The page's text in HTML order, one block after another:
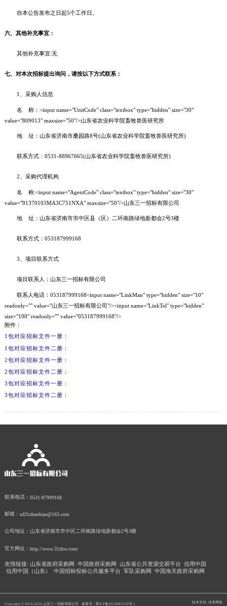
自本公告发布之日起5个工作日。
六、其他补充事宜：
其他补充事宜:无
七、对本次招标提出询问，请按以下方式联系：
1、采购人信息
名 称：<input name="UnitCode" class="textbox" type="hidden" size="30"
value="809013" maxsize="50"/>山东省农业科学院畜牧兽医研究所
地 址：山东省济南市桑园路8号(山东省农业科学院畜牧兽医研究所)
联系方式：0531-88967665(山东省农业科学院畜牧兽医研究所)
2、采购代理机构
名 称:<input name="AgentCode" class="textbox" type="hidden" size="30"
value="91370103MA3C751NXA" maxsize="50"/>山东三一招标有限公司
地 址：山东省济南市市中区县（区）二环南路绿地新都会2号3楼
联系方式：053187999168
3、项目联系方式
项目联系人：山东三一招标有限公司
联系人电话：053187999168<input name="LinkMan" type="hidden" size="10"
readonly="" value="山东三一招标有限公司"/><input name="LinkTel" type="hidden"
size="100" readonly="" value="053187999168"/>
附件：
1包对应招标文件一册：
1包对应招标文件二册：
2包对应招标文件一册：
2包对应招标文件二册：
3包对应招标文件一册：
3包对应招标文件二册：
联系电话： 0531-87999168
邮箱： sd31zhaobiao@163.com
公司地址： 山东省济南市市中区二环南路绿地新都会2号3楼
官方网址： http://www.31zbw.com/
友情链接: 山东省政府采购网 中国政府采购网 山东省公共资源交易平台 信用中国
信用中国（山东）
中国招标投标公共服务平台 军队采购网 中国海关政府采购网
Copyright © 2016-2024 山东三一招标有限公司 备案号：鲁ICP备2024085559号-1 技术支持: 传承网络